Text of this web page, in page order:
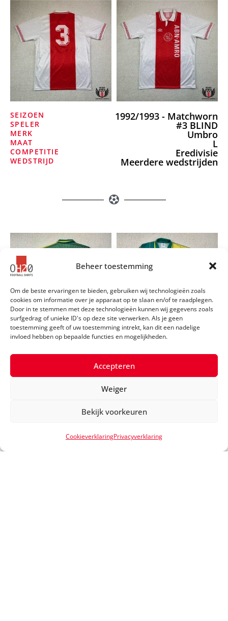
Beheer toestemming
Om de beste ervaringen te bieden, gebruiken wij technologieën zoals
cookies om informatie over je apparaat op te slaan en/of te raadplegen.
Door in te stemmen met deze technologieën kunnen wij gegevens zoals
surfgedrag of unieke ID's op deze site verwerken. Als je geen
toestemming geeft of uw toestemming intrekt, kan dit een nadelige
invloed hebben op bepaalde functies en mogelijkheden.
Accepteren
Weiger
Bekijk voorkeuren
CookieverklaringPrivacyverklaring
SEIZOEN 1992/1993 - Matchworn
SPELER #3 BLIND
MERK Umbro
MAAT L
COMPETITIE Eredivisie
WEDSTRIJD Meerdere wedstrijden
SPELER #14 LITMANEN
MAAT L
Auxerre-Ajax (03/03/1993)